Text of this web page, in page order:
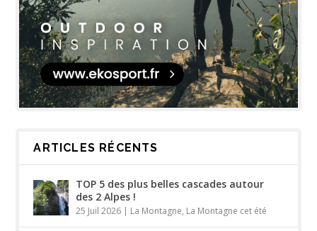
ARTICLES RÉCENTS
TOP 5 des plus belles cascades autour
des 2 Alpes !
25 Juil 2026 | La Montagne, La Montagne cet été